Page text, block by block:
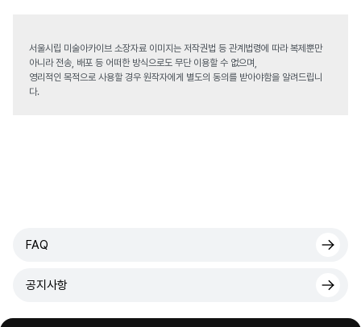
서울시립 미술아카이브 소장자료 이미지는 저작권법 등 관계법령에 따라 복제뿐만
아니라 전송, 배포 등 어떠한 방식으로도 무단 이용할 수 없으며,
영리적인 목적으로 사용할 경우 원작자에게 별도의 동의를 받아야함을 알려드립니
다.
FAQ
공지사항